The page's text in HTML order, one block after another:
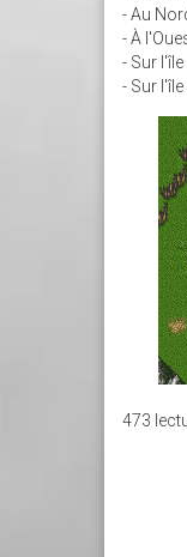
- Au
- À
- Sur
- Sur
473